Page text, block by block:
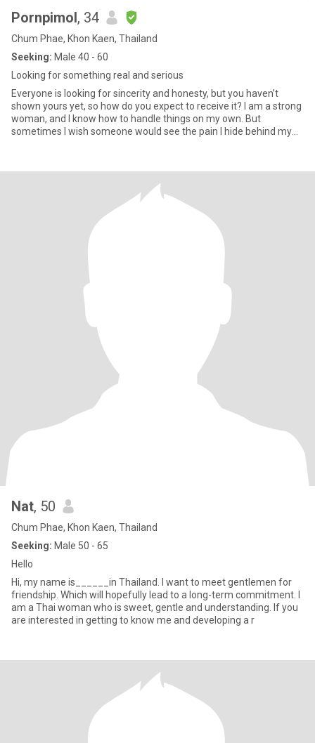
Pornpimol, 34
Chum Phae, Khon Kaen, Thailand
Seeking: Male 40 - 60
Looking for something real and serious
Everyone is looking for sincerity and honesty, but you haven’t
shown yours yet, so how do you expect to receive it? I am a strong
woman, and I know how to handle things on my own. But
sometimes I wish someone would see the pain I hide behind my
Nat, 50
Chum Phae, Khon Kaen, Thailand
Seeking: Male 50 - 65
Hello
Hi, my name is______in Thailand. I want to meet gentlemen for
friendship. Which will hopefully lead to a long-term commitment. I
am a Thai woman who is sweet, gentle and understanding. If you
are interested in getting to know me and developing a r